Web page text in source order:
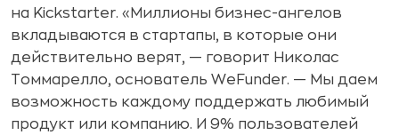
на Kickstarter. «Миллионы бизнес-ангелов
вкладываются в стартапы, в которые они
действительно верят, — говорит Николас
Томмарелло, основатель WeFunder. — Мы даем
возможность каждому поддержать любимый
продукт или компанию. И 9% пользователей